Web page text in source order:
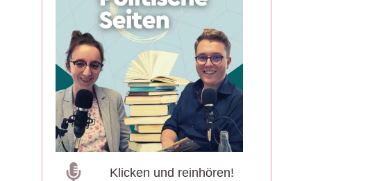
Klicken und reinhören!